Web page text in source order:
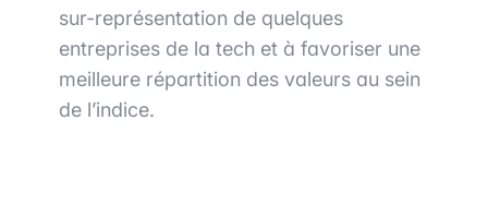
sur-représentation de quelques
entreprises de la tech et à favoriser une
meilleure répartition des valeurs au sein
de l’indice.